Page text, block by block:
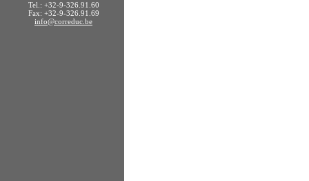
Tel.: +32-9-326.91.60
Fax: +32-9-326.91.69
info@correduc.be